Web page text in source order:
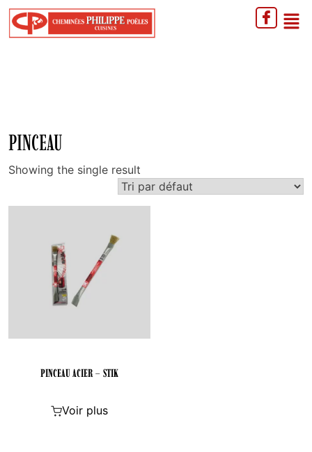
PINCEAU
Showing the single result
PINCEAU ACIER – STIK
Voir plus